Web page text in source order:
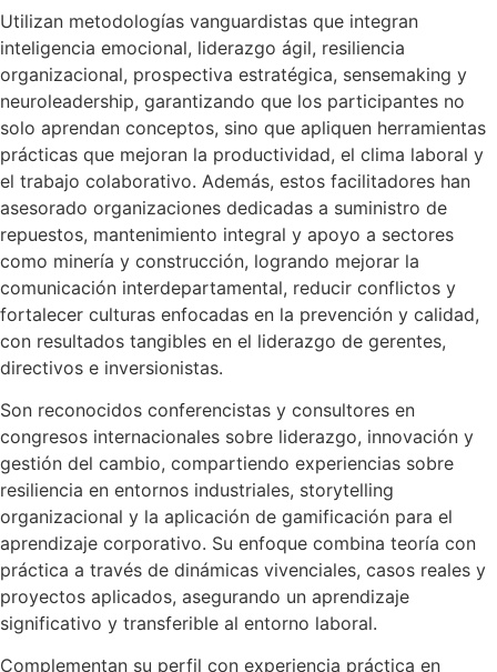
Utilizan metodologías vanguardistas que integran
inteligencia emocional, liderazgo ágil, resiliencia
organizacional, prospectiva estratégica, sensemaking y
neuroleadership, garantizando que los participantes no
solo aprendan conceptos, sino que apliquen herramientas
prácticas que mejoran la productividad, el clima laboral y
el trabajo colaborativo. Además, estos facilitadores han
asesorado organizaciones dedicadas a suministro de
repuestos, mantenimiento integral y apoyo a sectores
como minería y construcción, logrando mejorar la
comunicación interdepartamental, reducir conflictos y
fortalecer culturas enfocadas en la prevención y calidad,
con resultados tangibles en el liderazgo de gerentes,
directivos e inversionistas.
Son reconocidos conferencistas y consultores en
congresos internacionales sobre liderazgo, innovación y
gestión del cambio, compartiendo experiencias sobre
resiliencia en entornos industriales, storytelling
organizacional y la aplicación de gamificación para el
aprendizaje corporativo. Su enfoque combina teoría con
práctica a través de dinámicas vivenciales, casos reales y
proyectos aplicados, asegurando un aprendizaje
significativo y transferible al entorno laboral.
Complementan su perfil con experiencia práctica en